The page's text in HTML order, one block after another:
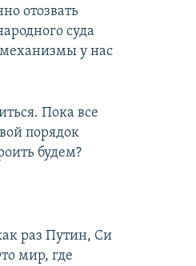
отозвать
суда
механизмы у нас
Пока все
порядок
будем?
раз Путин, Си
мир, где